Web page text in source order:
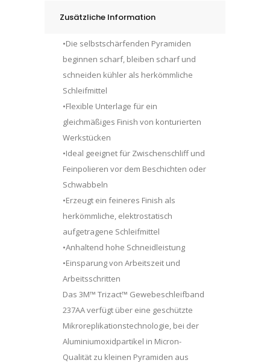
Zusätzliche Information
•Die selbstschärfenden Pyramiden
beginnen scharf, bleiben scharf und
schneiden kühler als herkömmliche
Schleifmittel
•Flexible Unterlage für ein
gleichmäßiges Finish von konturierten
Werkstücken
•Ideal geeignet für Zwischenschliff und
Feinpolieren vor dem Beschichten oder
Schwabbeln
•Erzeugt ein feineres Finish als
herkömmliche, elektrostatisch
aufgetragene Schleifmittel
•Anhaltend hohe Schneidleistung
•Einsparung von Arbeitszeit und
Arbeitsschritten
Das 3M™ Trizact™ Gewebeschleifband
237AA verfügt über eine geschützte
Mikroreplikationstechnologie, bei der
Aluminiumoxidpartikel in Micron-
Qualität zu kleinen Pyramiden aus